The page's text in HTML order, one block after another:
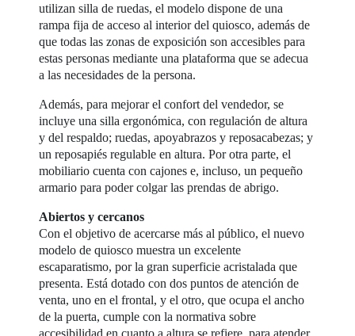
utilizan silla de ruedas, el modelo dispone de una
rampa fija de acceso al interior del quiosco, además de
que todas las zonas de exposición son accesibles para
estas personas mediante una plataforma que se adecua
a las necesidades de la persona.
Además, para mejorar el confort del vendedor, se
incluye una silla ergonómica, con regulación de altura
y del respaldo; ruedas, apoyabrazos y reposacabezas; y
un reposapiés regulable en altura. Por otra parte, el
mobiliario cuenta con cajones e, incluso, un pequeño
armario para poder colgar las prendas de abrigo.
Abiertos y cercanos
Con el objetivo de acercarse más al público, el nuevo
modelo de quiosco muestra un excelente
escaparatismo, por la gran superficie acristalada que
presenta. Está dotado con dos puntos de atención de
venta, uno en el frontal, y el otro, que ocupa el ancho
de la puerta, cumple con la normativa sobre